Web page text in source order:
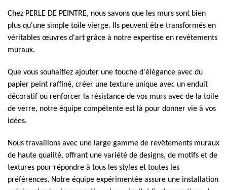
Chez PERLE DE PEINTRE, nous savons que les murs sont bien
plus qu'une simple toile vierge. Ils peuvent être transformés en
véritables œuvres d'art grâce à notre expertise en revêtements
muraux.
Que vous souhaitiez ajouter une touche d'élégance avec du
papier peint raffiné, créer une texture unique avec un enduit
décoratif ou renforcer la résistance de vos murs avec de la toile
de verre, notre équipe compétente est là pour donner vie à vos
idées.
Nous travaillons avec une large gamme de revêtements muraux
de haute qualité, offrant une variété de designs, de motifs et de
textures pour répondre à tous les styles et toutes les
préférences. Notre équipe expérimentée assure une installation